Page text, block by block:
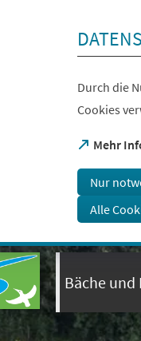
Durch die
Cookies
Mehr
(Öffnet
einem
neuen
Tab)
Nur
Alle
Bäche und